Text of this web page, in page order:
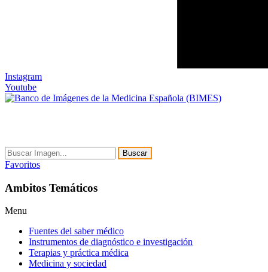
Instagram
Youtube
Buscar
Favoritos
Ambitos Temáticos
Menu
Fuentes del saber médico
Instrumentos de diagnóstico e investigación
Terapias y práctica médica
Medicina y sociedad